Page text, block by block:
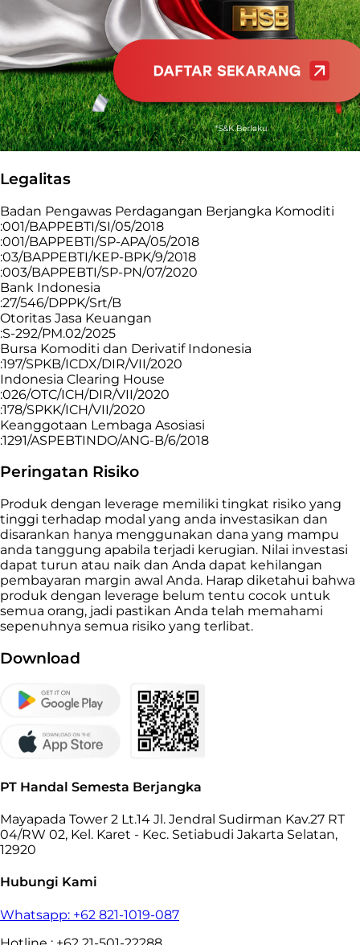
Legalitas
Badan Pengawas Perdagangan Berjangka Komoditi
:001/BAPPEBTI/SI/05/2018
:001/BAPPEBTI/SP-APA/05/2018
:03/BAPPEBTI/KEP-BPK/9/2018
:003/BAPPEBTI/SP-PN/07/2020
Bank Indonesia
:27/546/DPPK/Srt/B
Otoritas Jasa Keuangan
:S-292/PM.02/2025
Bursa Komoditi dan Derivatif Indonesia
:197/SPKB/ICDX/DIR/VII/2020
Indonesia Clearing House
:026/OTC/ICH/DIR/VII/2020
:178/SPKK/ICH/VII/2020
Keanggotaan Lembaga Asosiasi
:1291/ASPEBTINDO/ANG-B/6/2018
Peringatan Risiko
Produk dengan leverage memiliki tingkat risiko yang
tinggi terhadap modal yang anda investasikan dan
disarankan hanya menggunakan dana yang mampu
anda tanggung apabila terjadi kerugian. Nilai investasi
dapat turun atau naik dan Anda dapat kehilangan
pembayaran margin awal Anda. Harap diketahui bahwa
produk dengan leverage belum tentu cocok untuk
semua orang, jadi pastikan Anda telah memahami
sepenuhnya semua risiko yang terlibat.
Download
PT Handal Semesta Berjangka
Mayapada Tower 2 Lt.14 Jl. Jendral Sudirman Kav.27 RT
04/RW 02, Kel. Karet - Kec. Setiabudi Jakarta Selatan,
12920
Hubungi Kami
Whatsapp: +62 821-1019-087